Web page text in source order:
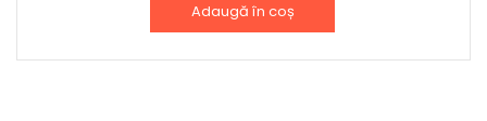
Adaugă în coș